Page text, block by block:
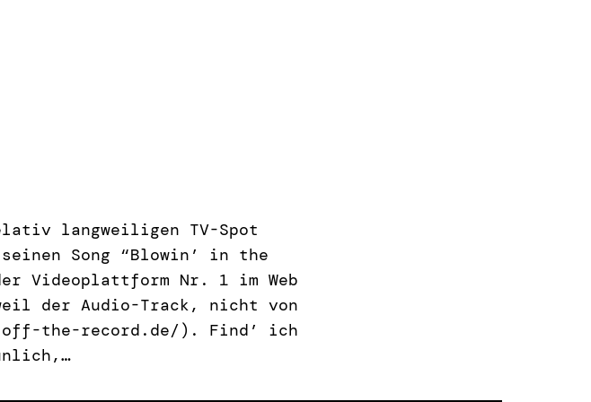
langweiligen TV-Spot
Song “Blowin’ in the
Videoplattform Nr. 1 im Web
der Audio-Track, nicht von
the-record.de/). Find’ ich